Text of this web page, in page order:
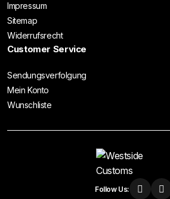
Impressum
Sitemap
Widerrufsrecht
Customer Service
Sendungsverfolgung
Mein Konto
Wunschliste
Follow Us: